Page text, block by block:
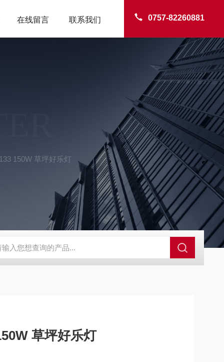
0757-82260881
在线留言 联系我们
150W 草坪好乐灯
LS-ZFZD-E3WSA/XFZ-Y3SSAD 佛山照明LED泛光灯 明欣
草坪好乐灯